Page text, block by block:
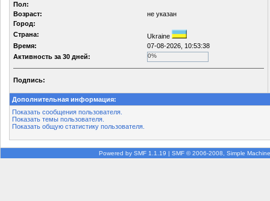
Пол:
Возраст:
не указан
Город:
Страна:
Ukraine
Время:
07-08-2026, 10:53:38
Активность за 30 дней:
0%
Подпись:
Дополнительная информация:
Показать сообщения пользователя.
Показать темы пользователя.
Показать общую статистику пользователя.
Powered by SMF 1.1.19 | SMF © 2006-2008, Simple